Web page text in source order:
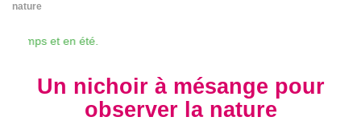
nature
et en été.
Un nichoir à mésange pour
observer la nature